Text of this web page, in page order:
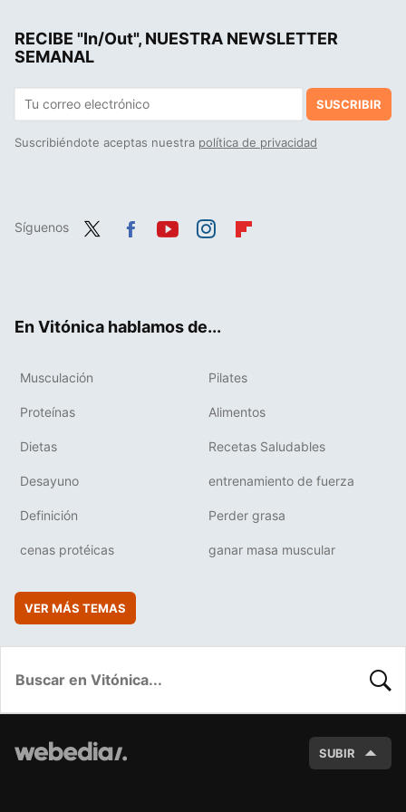
RECIBE "In/Out", NUESTRA NEWSLETTER
SEMANAL
SUSCRIBIR
Suscribiéndote aceptas nuestra política de privacidad
Síguenos
En Vitónica hablamos de...
Musculación Pilates
Proteínas Alimentos
Dietas Recetas Saludables
Desayuno entrenamiento de fuerza
Definición Perder grasa
cenas protéicas ganar masa muscular
VER MÁS TEMAS
SUBIR